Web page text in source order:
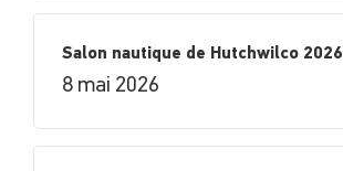
Salon nautique de Hutchwilco 2026
8 mai 2026